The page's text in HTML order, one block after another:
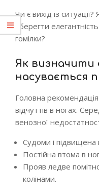
Чи є вихід із
зберегти
гомілки?
Як
насувається
Головна
відчуттів в ногах.
венозної
Судоми і підвищена
Постійна втома в
Прояв ледве
колінами.